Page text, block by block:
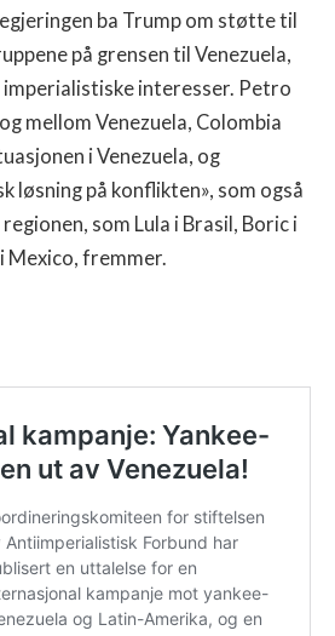
ba Trump om støtte til
på grensen til Venezuela,
imperialistiske interesser. Petro
mellom Venezuela, Colombia
i Venezuela, og
løsning på konflikten», som også
som Lula i Brasil, Boric i
Mexico, fremmer.